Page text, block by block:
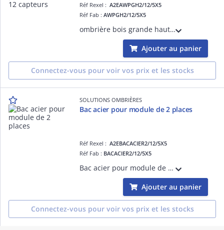
Réf Rexel :A2EAWPGH2/12/5X5
Réf Fab :AWPGH2/12/5X5
ombrière bois grande hauteur dimension 5x5m 2 places 1 module 12 capteurs
Ajouter au panier
Connectez-vous pour voir vos prix et les stocks
SOLUTIONS OMBRIÈRES
Bac acier pour module de 2 places
Réf Rexel :A2EBACACIER2/12/5X5
Réf Fab : BACACIER2/12/5X5
Bac acier pour module de 2 places
Ajouter au panier
Connectez-vous pour voir vos prix et les stocks